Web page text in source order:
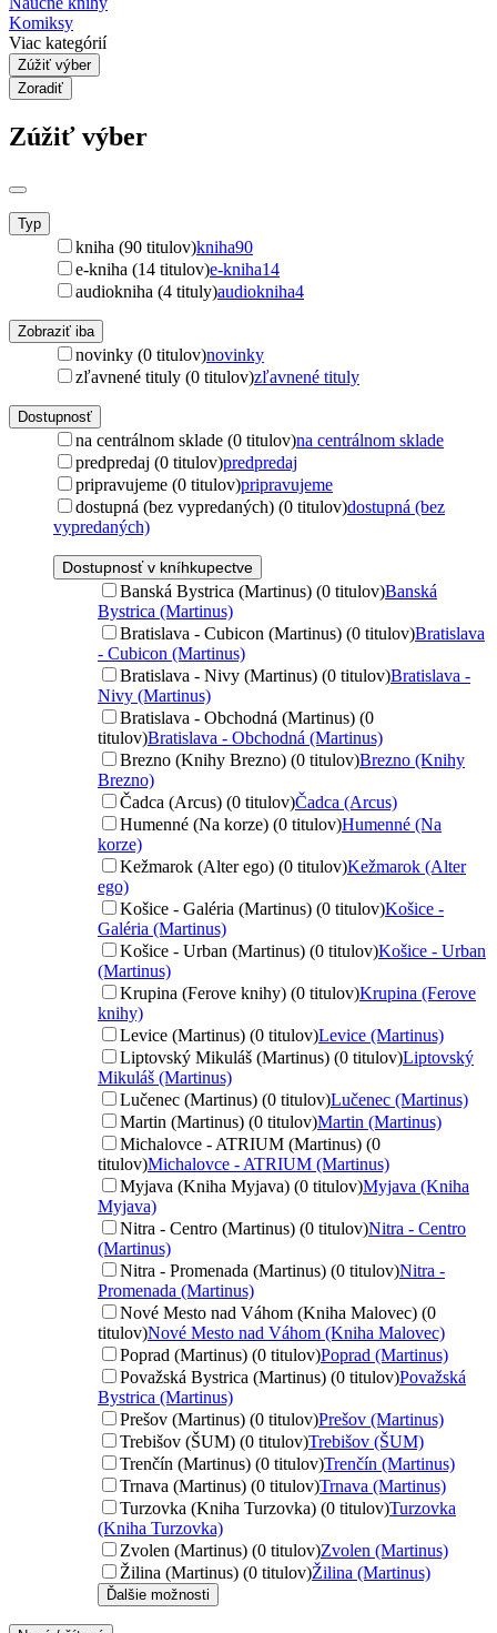
Komiksy
Viac kategórií
Zúžiť výber
Zoradiť
Zúžiť výber
Typ
kniha (90 titulov)kniha90
e-kniha (14 titulov)e-kniha14
audiokniha (4 tituly)audiokniha4
Zobraziť iba
novinky (0 titulov)novinky
zľavnené tituly (0 titulov)zľavnené tituly
Dostupnosť
na centrálnom sklade (0 titulov)na centrálnom sklade
predpredaj (0 titulov)predpredaj
pripravujeme (0 titulov)pripravujeme
dostupná (bez vypredaných) (0 titulov)dostupná (bez
vypredaných)
Dostupnosť v kníhkupectve
Banská Bystrica (Martinus) (0 titulov)Banská
Bystrica (Martinus)
Bratislava - Cubicon (Martinus) (0 titulov)Bratislava
- Cubicon (Martinus)
Bratislava - Nivy (Martinus) (0 titulov)Bratislava -
Nivy (Martinus)
Bratislava - Obchodná (Martinus) (0
titulov)Bratislava - Obchodná (Martinus)
Brezno (Knihy Brezno) (0 titulov)Brezno (Knihy
Brezno)
Čadca (Arcus) (0 titulov)Čadca (Arcus)
Humenné (Na korze) (0 titulov)Humenné (Na
korze)
Kežmarok (Alter ego) (0 titulov)Kežmarok (Alter
ego)
Košice - Galéria (Martinus) (0 titulov)Košice -
Galéria (Martinus)
Košice - Urban (Martinus) (0 titulov)Košice - Urban
(Martinus)
Krupina (Ferove knihy) (0 titulov)Krupina (Ferove
knihy)
Levice (Martinus) (0 titulov)Levice (Martinus)
Liptovský Mikuláš (Martinus) (0 titulov)Liptovský
Mikuláš (Martinus)
Lučenec (Martinus) (0 titulov)Lučenec (Martinus)
Martin (Martinus) (0 titulov)Martin (Martinus)
Michalovce - ATRIUM (Martinus) (0
titulov)Michalovce - ATRIUM (Martinus)
Myjava (Kniha Myjava) (0 titulov)Myjava (Kniha
Myjava)
Nitra - Centro (Martinus) (0 titulov)Nitra - Centro
(Martinus)
Nitra - Promenada (Martinus) (0 titulov)Nitra -
Promenada (Martinus)
Nové Mesto nad Váhom (Kniha Malovec) (0
titulov)Nové Mesto nad Váhom (Kniha Malovec)
Poprad (Martinus) (0 titulov)Poprad (Martinus)
Považská Bystrica (Martinus) (0 titulov)Považská
Bystrica (Martinus)
Prešov (Martinus) (0 titulov)Prešov (Martinus)
Trebišov (ŠUM) (0 titulov)Trebišov (ŠUM)
Trenčín (Martinus) (0 titulov)Trenčín (Martinus)
Trnava (Martinus) (0 titulov)Trnava (Martinus)
Turzovka (Kniha Turzovka) (0 titulov)Turzovka
(Kniha Turzovka)
Zvolen (Martinus) (0 titulov)Zvolen (Martinus)
Žilina (Martinus) (0 titulov)Žilina (Martinus)
Ďalšie možnosti